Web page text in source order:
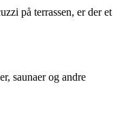
på terrassen, er der et
saunaer og andre